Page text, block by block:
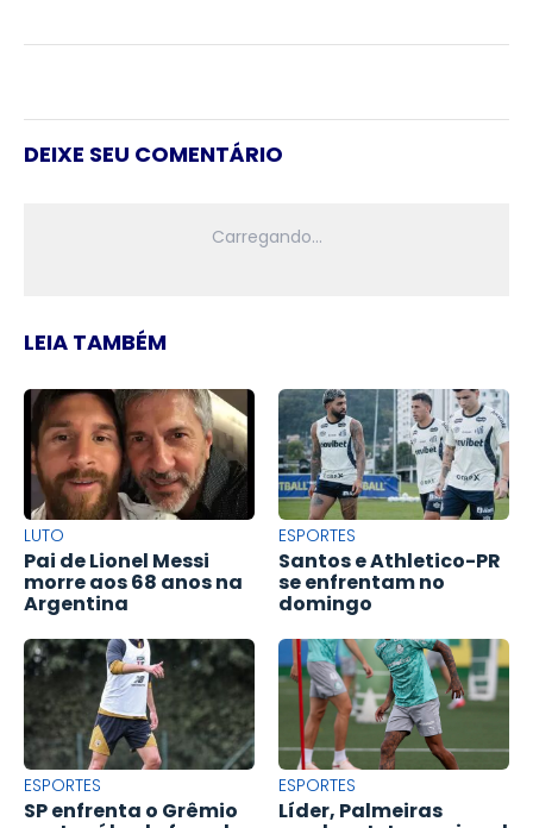
DEIXE SEU COMENTÁRIO
LEIA TAMBÉM
LUTO
Pai de Lionel Messi
morre aos 68 anos na
Argentina
ESPORTES
Santos e Athletico-PR
se enfrentam no
domingo
ESPORTES
SP enfrenta o Grêmio
ESPORTES
Líder, Palmeiras